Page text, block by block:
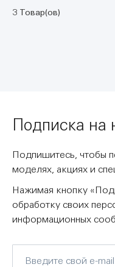
3 Товар(ов)
Подписка на
Подпишитесь, чтобы
моделях, акциях и
Нажимая кнопку
обработку своих
информационных